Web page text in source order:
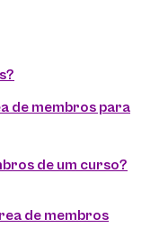
de membros para
de um curso?
de membros